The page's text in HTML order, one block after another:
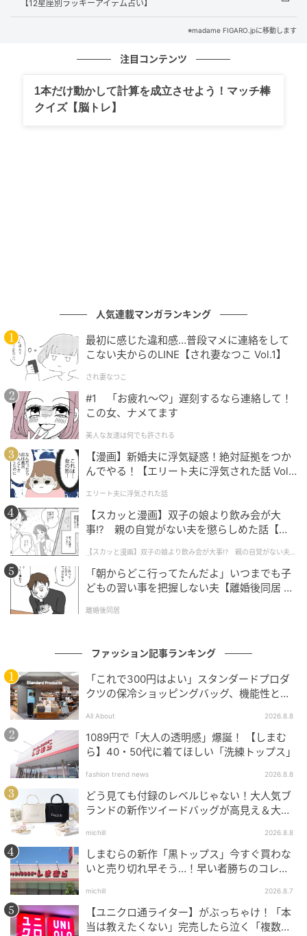
フィガロジャポン
チェ＆ガッバーナ（ドルチェ＆ガッバーナ ジャパン）
メゾンらしいブラック×ゴールドの静寂かつパワフルな
配色に、フロントに鎮座するエネルギッシュなDGロゴ
フィガロジャポン
サンダル￥137,500／フェンディ（フェンディ ジャパ
ン）
「FF」ロゴジャカードのサテンに咲く、フェンディ ブ
ーケ。立体ロゴのリングバックルを効かせたフラット
サンダルは、やわらかなパディングが足を優しく包み
込み、モードな存在感と抜群の履き心地を叶える。
フィガロジャポン
【12星座別ラッキーアイテム占い】
※madame FIGARO.jpに移動します
注目コンテンツ
1本だけ動かして計算を成立させよう！マッチ棒
クイズ【脳トレ】
人気連載マンガランキング
最初に感じた違和感…普段マメに連絡をして
こない夫からのLINE【され妻なつこ Vol.1】
され妻なつこ
#1 「お疲れ〜♡」遅刻するなら連絡して！
この女、ナメてます
美人な友達は何でも許される
【漫画】新婚夫に浮気疑惑！絶対証拠をつか
んでやる！【エリート夫に浮気された話 Vol.
エリート夫に浮気された話
【スカッと漫画】双子の娘より飲み会が大
事!? 親の自覚がない夫を懲らしめた話【第1
【スカッと漫画】双子の娘より飲み会が大事!? 親の自覚がない夫を
懲らしめた話
「朝からどこ行ってたんだよ」いつまでも子
どもの習い事を把握しない夫【離婚後同居 Vo
離婚後同居
ファッション記事ランキング
「これで300円はよい」スタンダードプロダ
クツの保冷ショッピングバッグ、機能性とデ
All About 2026.8.8
1089円で「大人の透明感」爆誕！ 【しまむ
ら】40・50代に着てほしい「洗練トップス」
fashion trend news 2026.8.8
どう見ても付録のレベルじゃない！大人気ブ
ランドの新作ツイードバッグが高見え＆大容
michill 2026.8.8
しまむらの新作「黒トップス」今すぐ買わな
いと売り切れ早そう…！早い者勝ちのコレ買
michill 2026.8.7
【ユニクロ通ライター】がぶっちゃけ！「本
当は教えたくない」完売したら泣く「複数買